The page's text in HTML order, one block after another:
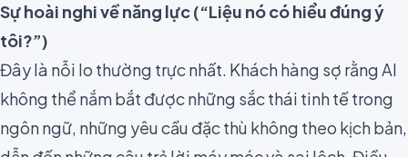
Sự hoài nghi về năng lực (“Liệu nó có hiểu đúng ý
tôi?”)
Đây là nỗi lo thường trực nhất. Khách hàng sợ rằng AI
không thể nắm bắt được những sắc thái tinh tế trong
ngôn ngữ, những yêu cầu đặc thù không theo kịch bản,